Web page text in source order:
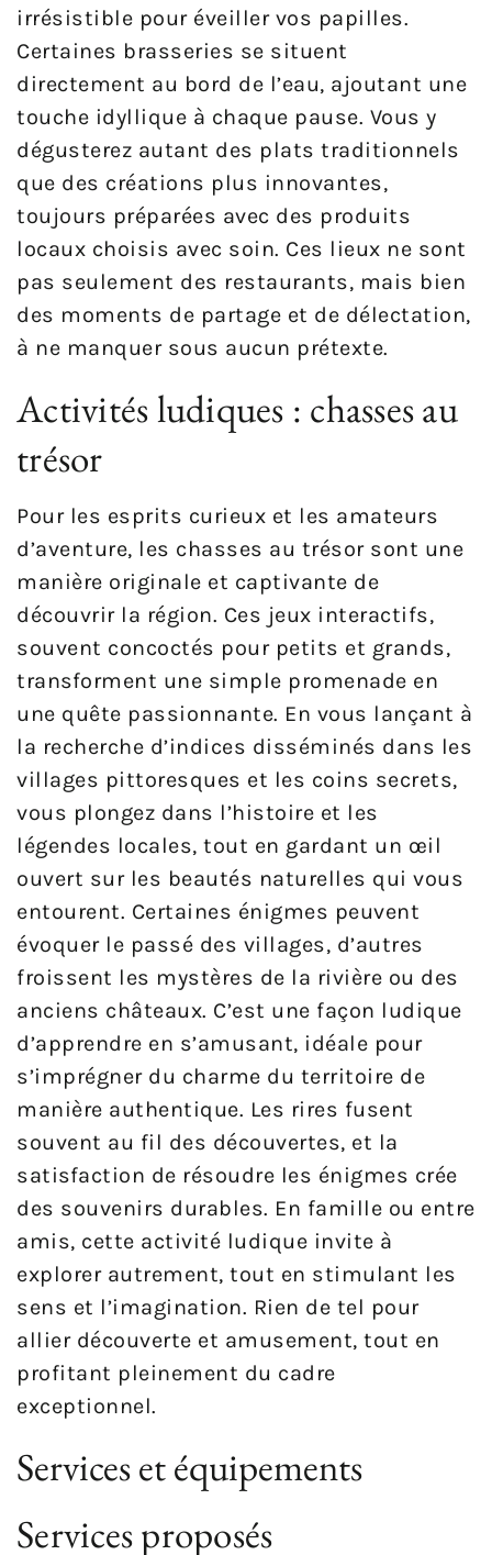
irrésistible pour éveiller vos papilles.
Certaines brasseries se situent
directement au bord de l’eau, ajoutant une
touche idyllique à chaque pause. Vous y
dégusterez autant des plats traditionnels
que des créations plus innovantes,
toujours préparées avec des produits
locaux choisis avec soin. Ces lieux ne sont
pas seulement des restaurants, mais bien
des moments de partage et de délectation,
à ne manquer sous aucun prétexte.
Activités ludiques : chasses au
trésor
Pour les esprits curieux et les amateurs
d’aventure, les chasses au trésor sont une
manière originale et captivante de
découvrir la région. Ces jeux interactifs,
souvent concoctés pour petits et grands,
transforment une simple promenade en
une quête passionnante. En vous lançant à
la recherche d’indices disséminés dans les
villages pittoresques et les coins secrets,
vous plongez dans l’histoire et les
légendes locales, tout en gardant un œil
ouvert sur les beautés naturelles qui vous
entourent. Certaines énigmes peuvent
évoquer le passé des villages, d’autres
froissent les mystères de la rivière ou des
anciens châteaux. C’est une façon ludique
d’apprendre en s’amusant, idéale pour
s’imprégner du charme du territoire de
manière authentique. Les rires fusent
souvent au fil des découvertes, et la
satisfaction de résoudre les énigmes crée
des souvenirs durables. En famille ou entre
amis, cette activité ludique invite à
explorer autrement, tout en stimulant les
sens et l’imagination. Rien de tel pour
allier découverte et amusement, tout en
profitant pleinement du cadre
exceptionnel.
Services et équipements
Services proposés